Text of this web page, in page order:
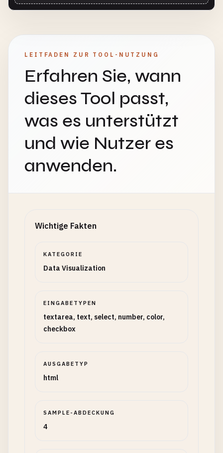
LEITFADEN ZUR TOOL-NUTZUNG
Erfahren Sie, wann
dieses Tool passt,
was es unterstützt
und wie Nutzer es
anwenden.
Wichtige Fakten
KATEGORIE
Data Visualization
EINGABETYPEN
textarea, text, select, number, color,
checkbox
AUSGABETYP
html
SAMPLE-ABDECKUNG
4